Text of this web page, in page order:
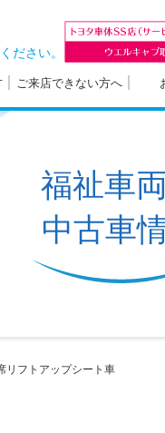
ださい。
ご来店できない方へ
福祉車
中古車
リフトアップシート車